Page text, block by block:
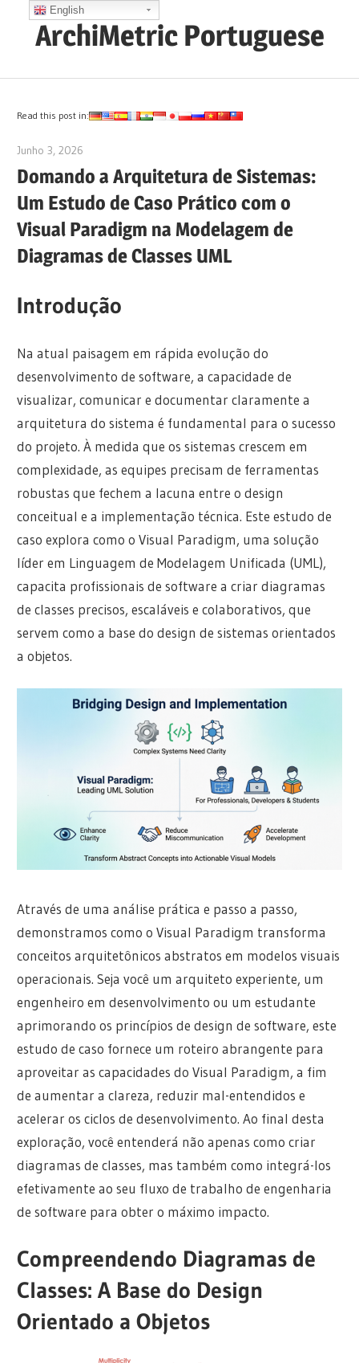
ArchiMetric Portuguese
Ops,
and
More
Read this post in:
Junho 3, 2026
Domando a Arquitetura de Sistemas:
Um Estudo de Caso Prático com o
Visual Paradigm na Modelagem de
Diagramas de Classes UML
Introdução
Na atual paisagem em rápida evolução do
desenvolvimento de software, a capacidade de
visualizar, comunicar e documentar claramente a
arquitetura do sistema é fundamental para o sucesso
do projeto. À medida que os sistemas crescem em
complexidade, as equipes precisam de ferramentas
robustas que fechem a lacuna entre o design
conceitual e a implementação técnica. Este estudo de
caso explora como o Visual Paradigm, uma solução
líder em Linguagem de Modelagem Unificada (UML),
capacita profissionais de software a criar diagramas
de classes precisos, escaláveis e colaborativos, que
servem como a base do design de sistemas orientados
a objetos.
Através de uma análise prática e passo a passo,
demonstramos como o Visual Paradigm transforma
conceitos arquitetônicos abstratos em modelos visuais
operacionais. Seja você um arquiteto experiente, um
engenheiro em desenvolvimento ou um estudante
aprimorando os princípios de design de software, este
estudo de caso fornece um roteiro abrangente para
aproveitar as capacidades do Visual Paradigm, a fim
de aumentar a clareza, reduzir mal-entendidos e
acelerar os ciclos de desenvolvimento. Ao final desta
exploração, você entenderá não apenas como criar
diagramas de classes, mas também como integrá-los
efetivamente ao seu fluxo de trabalho de engenharia
de software para obter o máximo impacto.
Compreendendo Diagramas de
Classes: A Base do Design
Orientado a Objetos
English